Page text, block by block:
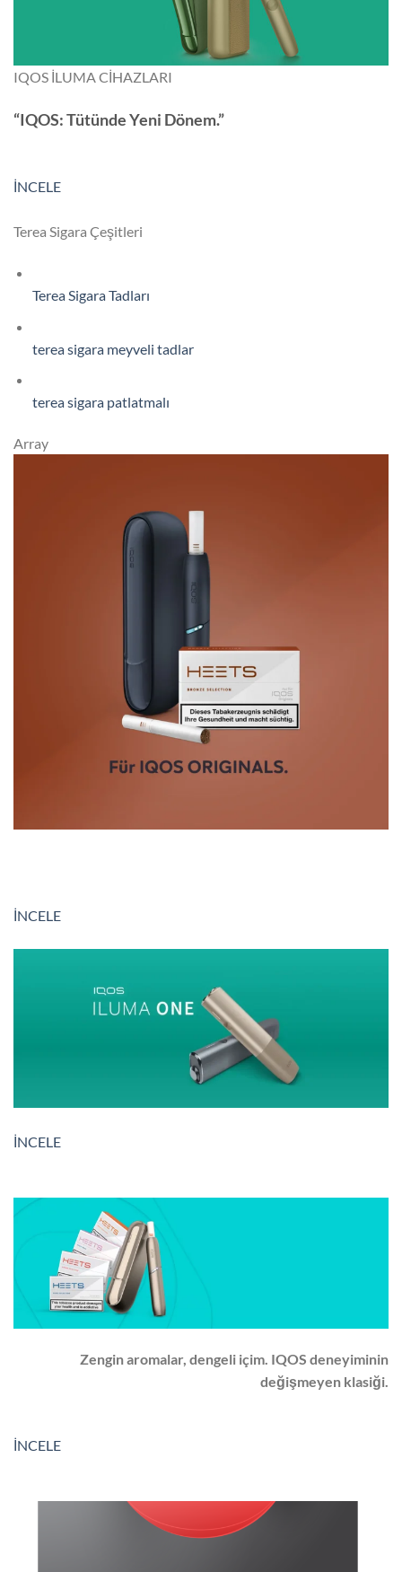
IQOS İLUMA CİHAZLARI
“IQOS: Tütünde Yeni Dönem.”
İNCELE
Terea Sigara Çeşitleri
Terea Sigara Tadları
terea sigara meyveli tadlar
terea sigara patlatmalı
Array
İNCELE
İNCELE
Zengin aromalar, dengeli içim. IQOS deneyiminin
değişmeyen klasiği.
İNCELE